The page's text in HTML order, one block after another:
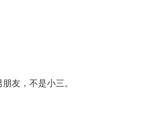
友，不是小三。